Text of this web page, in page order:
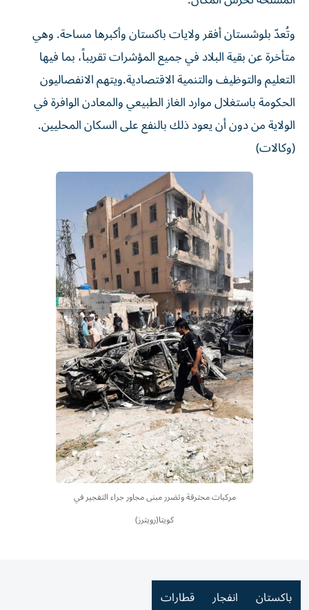
وتُعدّ بلوشستان أفقر ولايات باكستان وأكبرها مساحة. وهي
متأخرة عن بقية البلاد في جميع المؤشرات تقريباً، بما فيها
التعليم والتوظيف والتنمية الاقتصادية.ويتهم الانفصاليون
الحكومة باستغلال موارد الغاز الطبيعي والمعادن الوافرة في
الولاية من دون أن يعود ذلك بالنفع على السكان المحليين.
(وكالات)
مركبات محترقة وتضرر مبنى مجاور جراء التفجير في
كويتا(رويترز)
باكستان انفجار قطارات